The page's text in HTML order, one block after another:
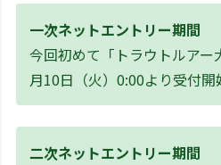
一次ネットエントリー期間
今回初めて「トラウトルアー
月10日（火）0:00より受付開
二次ネットエントリー期間